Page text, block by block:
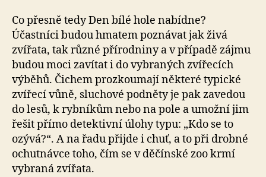
Co přesně tedy Den bílé hole nabídne?
Účastníci budou hmatem poznávat jak živá
zvířata, tak různé přírodniny a v případě zájmu
budou moci zavítat i do vybraných zvířecích
výběhů. Čichem prozkoumají některé typické
zvířecí vůně, sluchové podněty je pak zavedou
do lesů, k rybníkům nebo na pole a umožní jim
řešit přímo detektivní úlohy typu: „Kdo se to
ozývá?“. A na řadu přijde i chuť, a to při drobné
ochutnávce toho, čím se v děčínské zoo krmí
vybraná zvířata.